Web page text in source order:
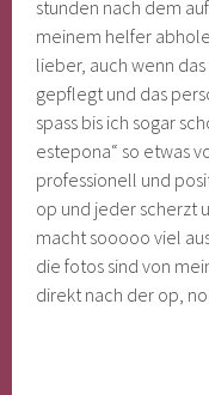
stunden nach dem
meinem helfer
lieber, auch wenn
gepflegt und das
spass bis ich sogar
estepona“ so etwas
professionell und
op und jeder scherzt
macht sooooo viel
die fotos sind von
direkt nach der op,